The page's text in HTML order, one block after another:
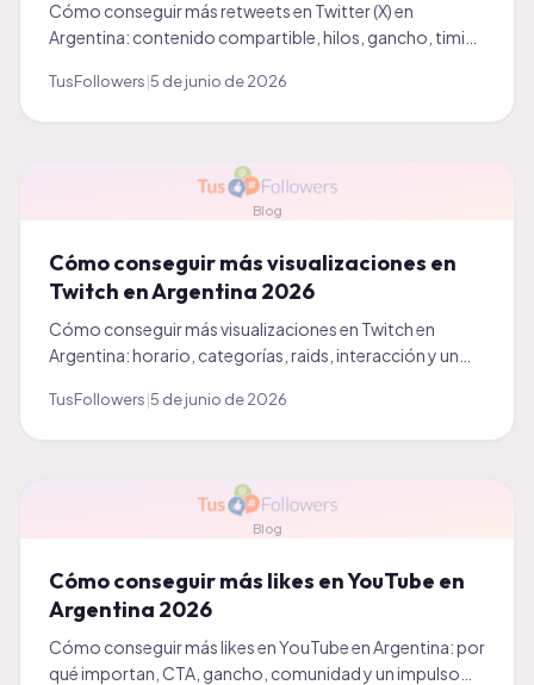
Cómo conseguir más retweets en Twitter (X) en
Argentina: contenido compartible, hilos, gancho, timing
TusFollowers|5 de junio de 2026
Blog
Cómo conseguir más visualizaciones en
Twitch en Argentina 2026
Cómo conseguir más visualizaciones en Twitch en
Argentina: horario, categorías, raids, interacción y un
TusFollowers|5 de junio de 2026
Blog
Cómo conseguir más likes en YouTube en
Argentina 2026
Cómo conseguir más likes en YouTube en Argentina: por
qué importan, CTA, gancho, comunidad y un impulso